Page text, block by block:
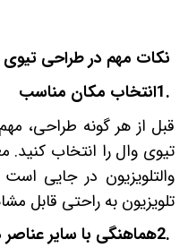
نکات مهم در طراحی تیوی
1.انتخاب مکان مناسب
قبل از هر گونه طراحی،
تیوی وال را انتخاب کنید.
والتلویزیون در جایی
تلویزیون به راحتی قابل
2.هماهنگی با سایر عناصر